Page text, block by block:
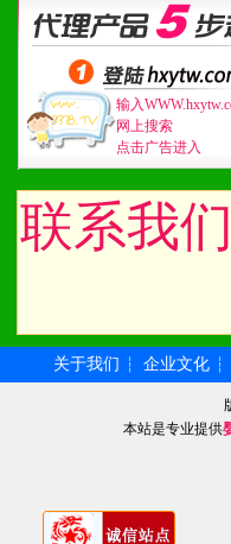
1、认同我
2、具备
3、具备
4、具备
道，医药
5、具备
八、品牌
1、不断
2、不断
化。
输入
网上搜索
点击广告进入
联系我
关于我们 ┆ 企业文化 ┆
本站是专业提供